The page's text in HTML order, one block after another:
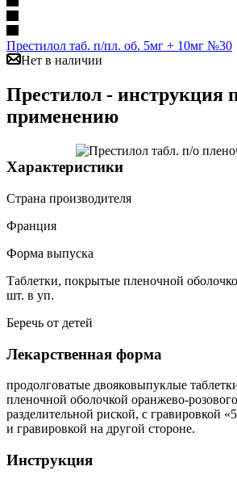
Престилол таб. п/пл. об. 5мг + 10мг №30
Нет в наличии
Престилол - инструкция
применению
Характеристики
Страна производителя
Франция
Форма выпуска
Таблетки, покрытые пленочной
шт. в уп.
Беречь от детей
Лекарственная форма
продолговатые двояковыпуклые
пленочной оболочкой оранжево-
разделительной риской, с гравировкой
и гравировкой на другой стороне.
Инструкция